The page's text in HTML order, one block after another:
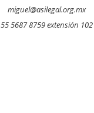
miguel@asilegal.org.mx
55 5687 8759 extensión 102